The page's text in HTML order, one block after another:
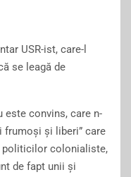
USR-ist, care-l
se leagă de
este convins, care n-
frumoși și liberi” care
politicilor colonialiste,
de fapt unii și